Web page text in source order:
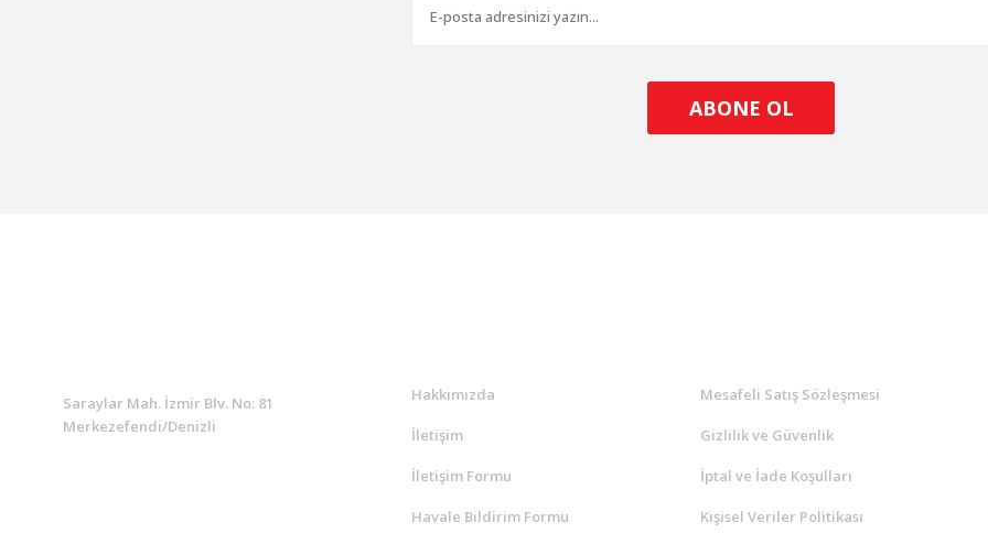
ABONE OL
Saraylar Mah. İzmir Blv. No: 81
Merkezefendi/Denizli
Hakkımızda
İletişim
İletişim Formu
Havale Bildirim Formu
Mesafeli Satış Sözleşmesi
Gizlilik ve Güvenlik
İptal ve İade Koşulları
Kişisel Veriler Politikası